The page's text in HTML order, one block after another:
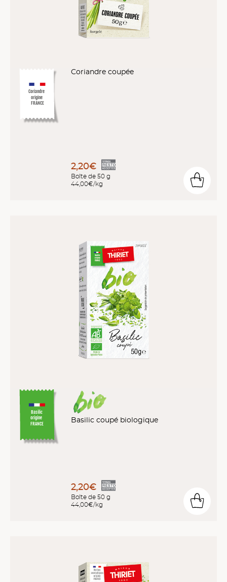
Coriandre
origine
FRANCE
Coriandre coupée
2,20€
Boîte de 50 g
44,00€/kg
Basilic
origine
FRANCE Basilic coupé biologique
2,20€
Boîte de 50 g
44,00€/kg